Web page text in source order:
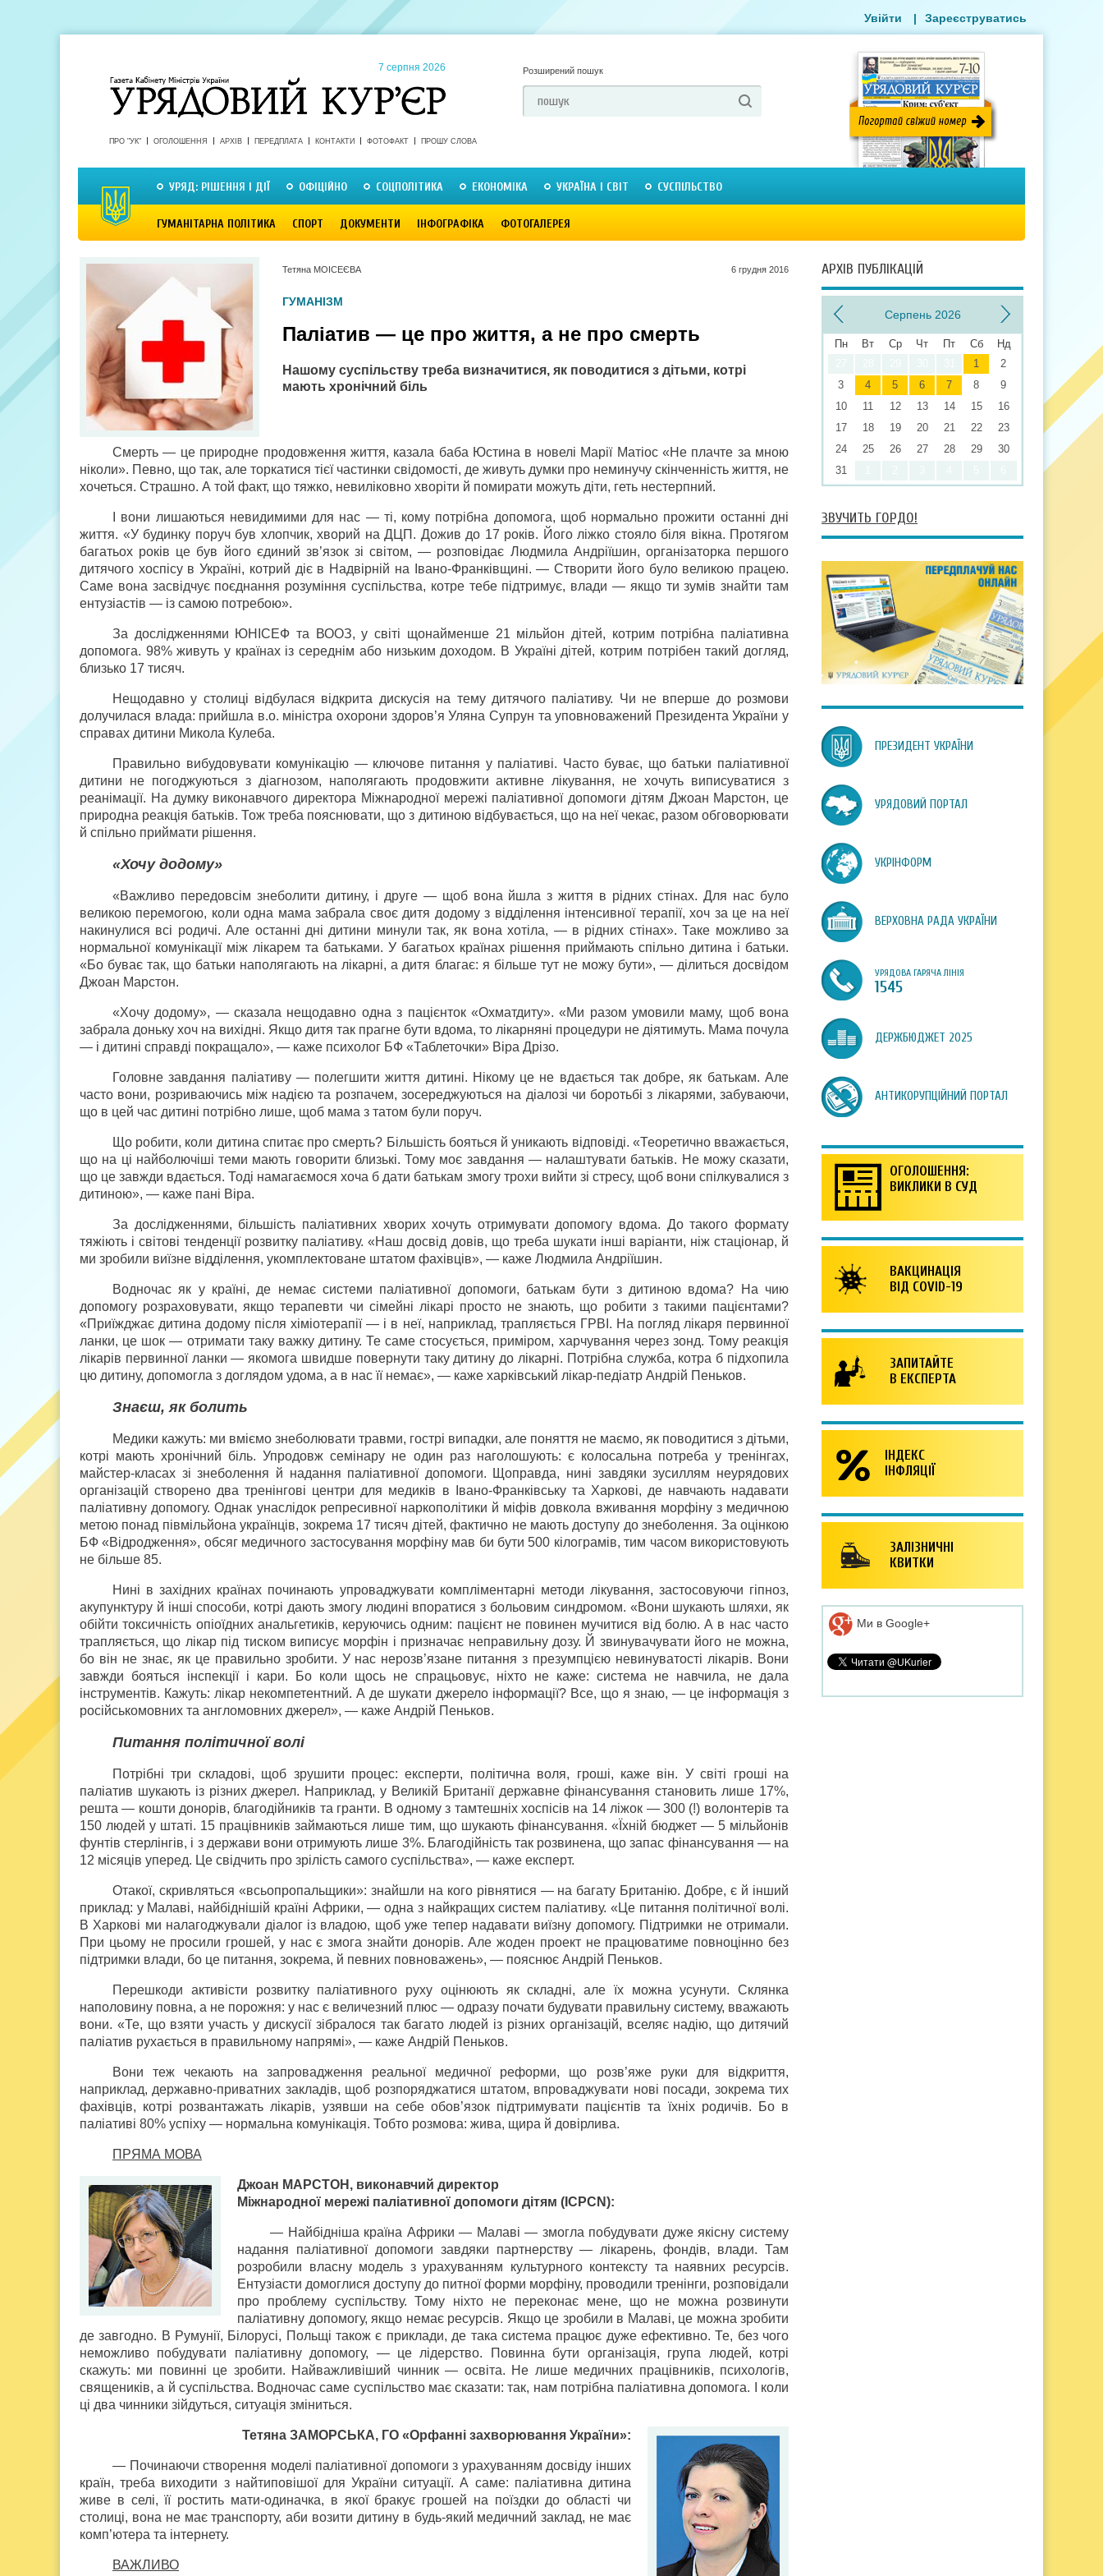
7 серпня 2026 Розширений пошук
ПРО "УК" ОГОЛОШЕННЯ АРХІВ ПЕРЕДПЛАТА КОНТАКТИ ФОТОФАКТ ПРОШУ СЛОВА
УРЯД: РІШЕННЯ І ДІЇ ОФІЦІЙНО СОЦПОЛІТИКА ЕКОНОМІКА УКРАЇНА І СВІТ СУСПІЛЬСТВО
ГУМАНІТАРНА ПОЛІТИКА СПОРТ ДОКУМЕНТИ ІНФОГРАФІКА ФОТОГАЛЕРЕЯ
Увійти | Зареєструватись
Тетяна МОІСЕЄВА 6 грудня 2016
ГУМАНІЗМ
Паліатив — це про життя, а не про смерть
Нашому суспільству треба визначитися, як поводитися з дітьми, котрі
мають хронічний біль
Смерть — це природне продовження життя, казала баба Юстина в новелі Марії Матіос «Не плачте за мною
ніколи». Певно, що так, але торкатися тієї частинки свідомості, де живуть думки про неминучу скінченність життя, не
хочеться. Страшно. А той факт, що тяжко, невиліковно хворіти й помирати можуть діти, геть нестерпний.
І вони лишаються невидимими для нас — ті, кому потрібна допомога, щоб нормально прожити останні дні
життя. «У будинку поруч був хлопчик, хворий на ДЦП. Дожив до 17 років. Його ліжко стояло біля вікна. Протягом
багатьох років це був його єдиний зв’язок зі світом, — розповідає Людмила Андріїшин, організаторка першого
дитячого хоспісу в Україні, котрий діє в Надвірній на Івано-Франківщині. — Створити його було великою працею.
Саме вона засвідчує поєднання розуміння суспільства, котре тебе підтримує, влади — якщо ти зумів знайти там
ентузіастів — із самою потребою».
За дослідженнями ЮНІСЕФ та ВООЗ, у світі щонайменше 21 мільйон дітей, котрим потрібна паліативна
допомога. 98% живуть у країнах із середнім або низьким доходом. В Україні дітей, котрим потрібен такий догляд,
близько 17 тисяч.
Нещодавно у столиці відбулася відкрита дискусія на тему дитячого паліативу. Чи не вперше до розмови
долучилася влада: прийшла в.о. міністра охорони здоров’я Уляна Супрун та уповноважений Президента України у
справах дитини Микола Кулеба.
Правильно вибудовувати комунікацію — ключове питання у паліативі. Часто буває, що батьки паліативної
дитини не погоджуються з діагнозом, наполягають продовжити активне лікування, не хочуть виписуватися з
реанімації. На думку виконавчого директора Міжнародної мережі паліативної допомоги дітям Джоан Марстон, це
природна реакція батьків. Тож треба пояснювати, що з дитиною відбувається, що на неї чекає, разом обговорювати
й спільно приймати рішення.
«Хочу додому»
«Важливо передовсім знеболити дитину, і друге — щоб вона йшла з життя в рідних стінах. Для нас було
великою перемогою, коли одна мама забрала своє дитя додому з відділення інтенсивної терапії, хоч за це на неї
накинулися всі родичі. Але останні дні дитини минули так, як вона хотіла, — в рідних стінах». Таке можливо за
нормальної комунікації між лікарем та батьками. У багатьох країнах рішення приймають спільно дитина і батьки.
«Бо буває так, що батьки наполягають на лікарні, а дитя благає: я більше тут не можу бути», — ділиться досвідом
Джоан Марстон.
«Хочу додому», — сказала нещодавно одна з пацієнток «Охматдиту». «Ми разом умовили маму, щоб вона
забрала доньку хоч на вихідні. Якщо дитя так прагне бути вдома, то лікарняні процедури не діятимуть. Мама почула
— і дитині справді покращало», — каже психолог БФ «Таблеточки» Віра Дрізо.
Головне завдання паліативу — полегшити життя дитині. Нікому це не вдається так добре, як батькам. Але
часто вони, розриваючись між надією та розпачем, зосереджуються на діалозі чи боротьбі з лікарями, забуваючи,
що в цей час дитині потрібно лише, щоб мама з татом були поруч.
Що робити, коли дитина спитає про смерть? Більшість бояться й уникають відповіді. «Теоретично вважається,
що на ці найболючіші теми мають говорити близькі. Тому моє завдання — налаштувати батьків. Не можу сказати,
що це завжди вдається. Тоді намагаємося хоча б дати батькам змогу трохи вийти зі стресу, щоб вони спілкувалися з
дитиною», — каже пані Віра.
За дослідженнями, більшість паліативних хворих хочуть отримувати допомогу вдома. До такого формату
тяжіють і світові тенденції розвитку паліативу. «Наш досвід довів, що треба шукати інші варіанти, ніж стаціонар, й
ми зробили виїзне відділення, укомплектоване штатом фахівців», — каже Людмила Андріїшин.
Водночас як у країні, де немає системи паліативної допомоги, батькам бути з дитиною вдома? На чию
допомогу розраховувати, якщо терапевти чи сімейні лікарі просто не знають, що робити з такими пацієнтами?
«Приїжджає дитина додому після хіміотерапії — і в неї, наприклад, трапляється ГРВІ. На погляд лікаря первинної
ланки, це шок — отримати таку важку дитину. Те саме стосується, приміром, харчування через зонд. Тому реакція
лікарів первинної ланки — якомога швидше повернути таку дитину до лікарні. Потрібна служба, котра б підхопила
цю дитину, допомогла з доглядом удома, а в нас її немає», — каже харківський лікар-педіатр Андрій Пеньков.
Знаєш, як болить
Медики кажуть: ми вміємо знеболювати травми, гострі випадки, але поняття не маємо, як поводитися з дітьми,
котрі мають хронічний біль. Упродовж семінару не один раз наголошують: є колосальна потреба у тренінгах,
майстер-класах зі знеболення й надання паліативної допомоги. Щоправда, нині завдяки зусиллям неурядових
організацій створено два тренінгові центри для медиків в Івано-Франківську та Харкові, де навчають надавати
паліативну допомогу. Однак унаслідок репресивної наркополітики й міфів довкола вживання морфіну з медичною
метою понад півмільйона українців, зокрема 17 тисяч дітей, фактично не мають доступу до знеболення. За оцінкою
БФ «Відродження», обсяг медичного застосування морфіну мав би бути 500 кілограмів, тим часом використовують
не більше 85.
Нині в західних країнах починають упроваджувати компліментарні методи лікування, застосовуючи гіпноз,
акупунктуру й інші способи, котрі дають змогу людині впоратися з больовим синдромом. «Вони шукають шляхи, як
обійти токсичність опіоїдних анальгетиків, керуючись одним: пацієнт не повинен мучитися від болю. А в нас часто
трапляється, що лікар під тиском виписує морфін і призначає неправильну дозу. Й звинувачувати його не можна,
бо він не знає, як це правильно зробити. У нас нерозв’язане питання з презумпцією невинуватості лікарів. Вони
завжди бояться інспекції і кари. Бо коли щось не спрацьовує, ніхто не каже: система не навчила, не дала
інструментів. Кажуть: лікар некомпетентний. А де шукати джерело інформації? Все, що я знаю, — це інформація з
російськомовних та англомовних джерел», — каже Андрій Пеньков.
Питання політичної волі
Потрібні три складові, щоб зрушити процес: експерти, політична воля, гроші, каже він. У світі гроші на
паліатив шукають із різних джерел. Наприклад, у Великій Британії державне фінансування становить лише 17%,
решта — кошти донорів, благодійників та гранти. В одному з тамтешніх хоспісів на 14 ліжок — 300 (!) волонтерів та
150 людей у штаті. 15 працівників займаються лише тим, що шукають фінансування. «Їхній бюджет — 5 мільйонів
фунтів стерлінгів, і з держави вони отримують лише 3%. Благодійність так розвинена, що запас фінансування — на
12 місяців уперед. Це свідчить про зрілість самого суспільства», — каже експерт.
Отакої, скривляться «всьопропальщики»: знайшли на кого рівнятися — на багату Британію. Добре, є й інший
приклад: у Малаві, найбіднішій країні Африки, — одна з найкращих систем паліативу. «Це питання політичної волі.
В Харкові ми налагоджували діалог із владою, щоб уже тепер надавати виїзну допомогу. Підтримки не отримали.
При цьому не просили грошей, у нас є змога знайти донорів. Але жоден проект не працюватиме повноцінно без
підтримки влади, бо це питання, зокрема, й певних повноважень», — пояснює Андрій Пеньков.
Перешкоди активісти розвитку паліативного руху оцінюють як складні, але їх можна усунути. Склянка
наполовину повна, а не порожня: у нас є величезний плюс — одразу почати будувати правильну систему, вважають
вони. «Те, що взяти участь у дискусії зібралося так багато людей із різних організацій, вселяє надію, що дитячий
паліатив рухається в правильному напрямі», — каже Андрій Пеньков.
Вони теж чекають на запровадження реальної медичної реформи, що розв’яже руки для відкриття,
наприклад, державно-приватних закладів, щоб розпоряджатися штатом, впроваджувати нові посади, зокрема тих
фахівців, котрі розвантажать лікарів, узявши на себе обов’язок підтримувати пацієнтів та їхніх родичів. Бо в
паліативі 80% успіху — нормальна комунікація. Тобто розмова: жива, щира й довірлива.
ПРЯМА МОВА
Джоан МАРСТОН, виконавчий директор
Міжнародної мережі паліативної допомоги дітям (ICPCN):
— Найбідніша країна Африки — Малаві — змогла побудувати дуже якісну систему
надання паліативної допомоги завдяки партнерству — лікарень, фондів, влади. Там
розробили власну модель з урахуванням культурного контексту та наявних ресурсів.
Ентузіасти домоглися доступу до питної форми морфіну, проводили тренінги, розповідали
про проблему суспільству. Тому ніхто не переконає мене, що не можна розвинути
паліативну допомогу, якщо немає ресурсів. Якщо це зробили в Малаві, це можна зробити
де завгодно. В Румунії, Білорусі, Польщі також є приклади, де така система працює дуже ефективно. Те, без чого
неможливо побудувати паліативну допомогу, — це лідерство. Повинна бути організація, група людей, котрі
скажуть: ми повинні це зробити. Найважливіший чинник — освіта. Не лише медичних працівників, психологів,
священиків, а й суспільства. Водночас саме суспільство має сказати: так, нам потрібна паліативна допомога. І коли
ці два чинники зійдуться, ситуація зміниться.
Тетяна ЗАМОРСЬКА, ГО «Орфанні захворювання України»:
— Починаючи створення моделі паліативної допомоги з урахуванням досвіду інших
країн, треба виходити з найтиповішої для України ситуації. А саме: паліативна дитина
живе в селі, її ростить мати-одиначка, в якої бракує грошей на поїздки до області чи
столиці, вона не має транспорту, аби возити дитину в будь-який медичний заклад, не має
комп’ютера та інтернету.
ВАЖЛИВО
АРХІВ ПУБЛІКАЦІЙ
Серпень 2026
Пн Вт Ср Чт Пт Сб
Нд
1
2
3
4 5 6 7 8
9
10
11 12 13 14 15
16
17
18 19 20 21 22
23
24
25 26 27 28 29
30
31
ЗВУЧИТЬ ГОРДО!
ПРЕЗИДЕНТ УКРАЇНИ
УРЯДОВИЙ ПОРТАЛ
УКРІНФОРМ
ВЕРХОВНА РАДА УКРАЇНИ
УРЯДОВА ГАРЯЧА ЛІНІЯ
1545
ДЕРЖБЮДЖЕТ 2025
АНТИКОРУПЦІЙНИЙ ПОРТАЛ
ОГОЛОШЕННЯ:
ВИКЛИКИ В СУД
ВАКЦИНАЦІЯ
ВІД COVID-19
ЗАПИТАЙТЕ
В ЕКСПЕРТА
ІНДЕКС
ІНФЛЯЦІЇ
ЗАЛІЗНИЧНІ
КВИТКИ
Ми в Google+